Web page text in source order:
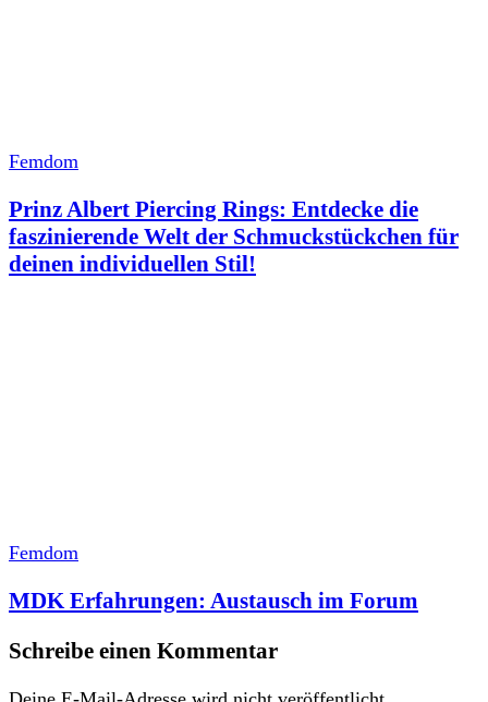
Femdom
Prinz Albert Piercing Rings: Entdecke die
faszinierende Welt der Schmuckstückchen für
deinen individuellen Stil!
Femdom
MDK Erfahrungen: Austausch im Forum
Schreibe einen Kommentar